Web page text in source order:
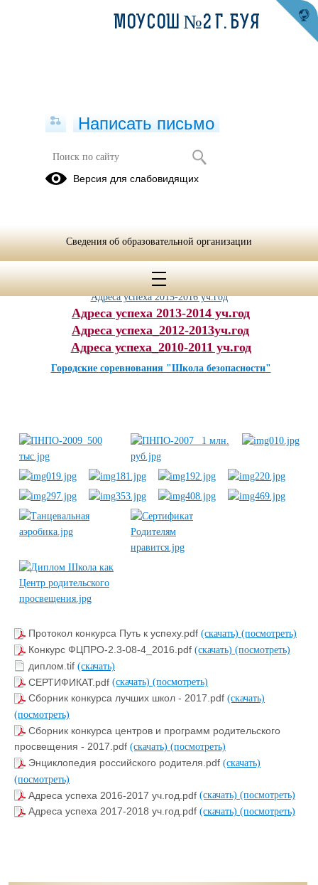
Достижения
Победитель ПНПО Смирнова Елена Алексеевна
Адреса успеха 2017-2018 уч.год
Адреса успеха 2016-2017 уч.год
Адреса успеха 2015-2016 уч.год
Адреса успеха 2013-2014 уч.год
Адреса успеха_2012-2013уч.год
Адреса успеха_2010-2011 уч.год
Городские соревнования "Школа безопасности"
Протокол конкурса Путь к успеху.pdf (скачать) (посмотреть)
Конкурс ФЦПРО-2.3-08-4_2016.pdf (скачать) (посмотреть)
диплом.tif (скачать)
СЕРТИФИКАТ.pdf (скачать) (посмотреть)
Сборник конкурса лучших школ - 2017.pdf (скачать)
(посмотреть)
Сборник конкурса центров и программ родительского
просвещения - 2017.pdf (скачать) (посмотреть)
Энциклопедия российского родителя.pdf (скачать)
(посмотреть)
Адреса успеха 2016-2017 уч.год.pdf (скачать) (посмотреть)
Адреса успеха 2017-2018 уч.год.pdf (скачать) (посмотреть)
МОУСОШ №2 Г. БУЯ
Написать письмо
Версия для слабовидящих
Сведения об образовательной организации